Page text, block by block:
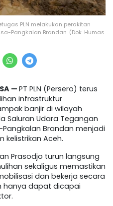
PLN melakukan perakitan
Pangkalan Brandan. (Dok. Humas
— PT PLN (Persero) terus
infrastruktur
banjir di wilayah
Saluran Udara Tegangan
Brandan menjadi
kelistrikan Aceh.
Prasodjo turun langsung
sekaligus memastikan
dan bekerja secara
hanya dapat dicapai